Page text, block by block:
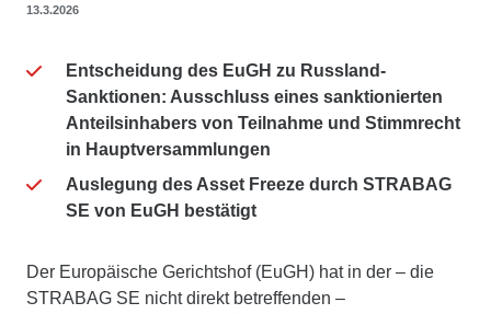
13.3.2026
Entscheidung des EuGH zu Russland-
Sanktionen: Ausschluss eines sanktionierten
Anteilsinhabers von Teilnahme und Stimmrecht
in Hauptversammlungen
Auslegung des Asset Freeze durch STRABAG
SE von EuGH bestätigt
Der Europäische Gerichtshof (EuGH) hat in der – die
STRABAG SE nicht direkt betreffenden –